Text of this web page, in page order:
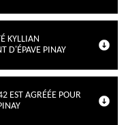
KYLLIAN
D'ÉPAVE PINAY
EST AGRÉÉE POUR